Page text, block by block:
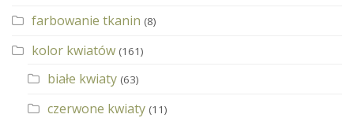
farbowanie tkanin (8)
kolor kwiatów (161)
białe kwiaty (63)
czerwone kwiaty (11)